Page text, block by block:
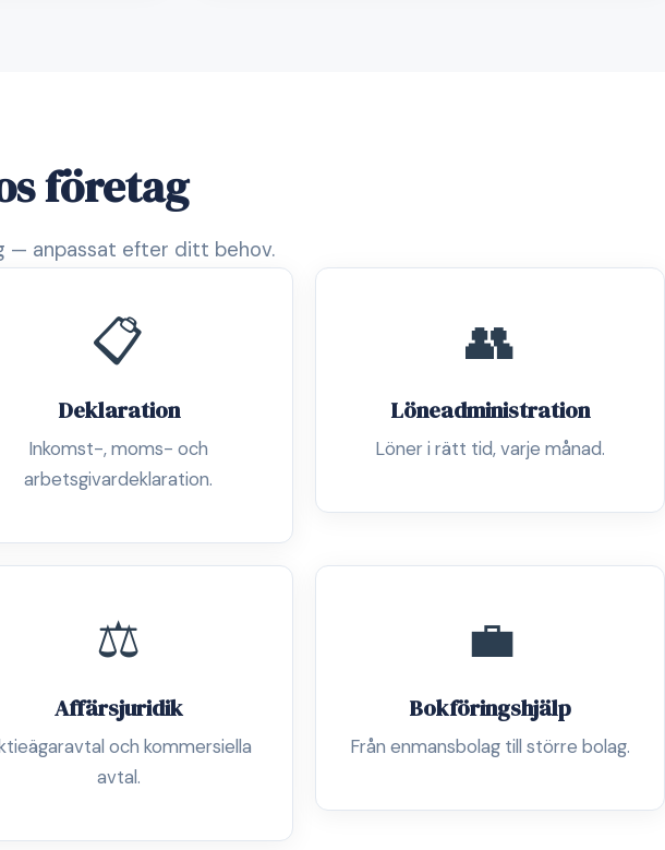
företag
— anpassat efter ditt behov.
📋
Deklaration
Inkomst-, moms- och
arbetsgivardeklaration.
👥
Löneadministration
Löner i rätt tid, varje månad.
⚖️
Affärsjuridik
och kommersiella
avtal.
💼
Bokföringshjälp
Från enmansbolag till större bolag.